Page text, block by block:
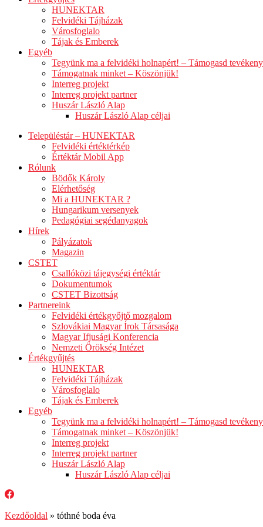
HUNEKTAR
Felvidéki Tájházak
Városfoglalo
Tájak és Emberek
Egyéb
Tegyünk ma a felvidéki holnapért! – Támogasd
Támogatnak minket – Köszönjük!
Interreg projekt
Interreg projekt partner
Huszár László Alap
Huszár László Alap céljai
Településtár – HUNEKTAR
Felvidéki értéktérkép
Értéktár Mobil App
Rólunk
Bödők Károly
Elérhetőség
Mi a HUNEKTAR ?
Hungarikum versenyek
Pedagógiai segédanyagok
Hírek
Pályázatok
Magazin
CSTET
Csallóközi tájegységi értéktár
Dokumentumok
CSTET Bizottság
Partnereink
Felvidéki értékgyőjtő mozgalom
Szlovákiai Magyar Írok Társasága
Magyar Ifjusági Konferencia
Nemzeti Örökség Intézet
Értékgyűjtés
HUNEKTAR
Felvidéki Tájházak
Városfoglalo
Tájak és Emberek
Egyéb
Tegyünk ma a felvidéki holnapért! – Támogasd
Támogatnak minket – Köszönjük!
Interreg projekt
Interreg projekt partner
Huszár László Alap
Huszár László Alap céljai
Kezdőoldal » tóthné boda éva